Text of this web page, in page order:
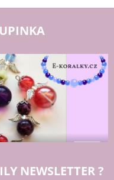
NEWSLETTER ?